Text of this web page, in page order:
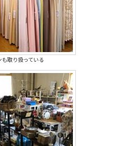
も取り扱っている